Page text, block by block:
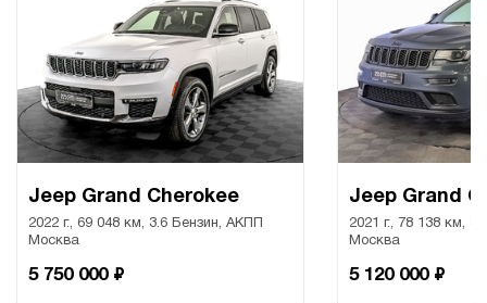
Jeep Grand Cherokee
2022 г., 69 048 км, 3.6 Бензин, АКПП
Москва
5 750 000 ₽
Jeep Grand
2021 г., 78 138 км,
Москва
5 120 000 ₽